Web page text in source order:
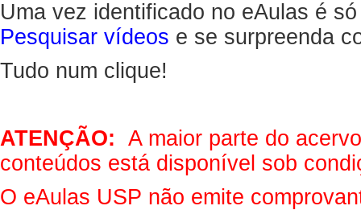
Uma vez identificado no eAulas é
Pesquisar vídeos e se surpreenda
Tudo num clique!
ATENÇÃO: A maior parte do
conteúdos está disponível sob
O eAulas USP não emite